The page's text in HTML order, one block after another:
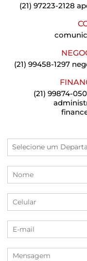
(21) 97223-2128
(21) 99458-1297
(21) 99874-